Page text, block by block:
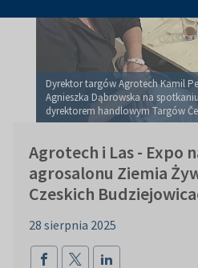
Dyrektor targów Agrotech Kamil
Agnieszka Dąbrowska na
dyrektorem handlowym Targów
Agrotech i Las - Expo
agrosalonu Ziemia
Czeskich
28 sierpnia 2025